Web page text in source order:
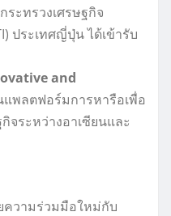
ะทรวงเศรษฐกิจ
ประเทศญี่ปุ่น ได้เข้ารับ
and
แพลตฟอร์มการหารือเพื่อ
จระหว่างอาเซียนและ
ความร่วมมือใหม่กับ